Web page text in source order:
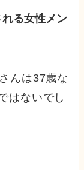
る女性メン
んは37歳な
はないでし